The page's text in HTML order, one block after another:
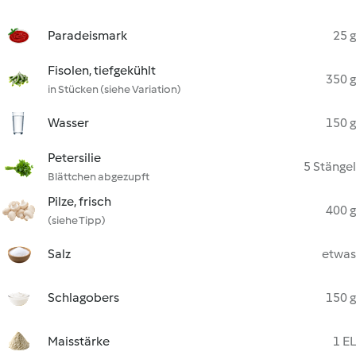
Paradeismark 25 g
Fisolen, tiefgekühlt
in Stücken (siehe Variation)
350 g
Wasser 150 g
Petersilie
Blättchen abgezupft
5 Stängel
Pilze, frisch
(siehe Tipp)
400 g
Salz etwas
Schlagobers 150 g
Maisstärke 1 EL